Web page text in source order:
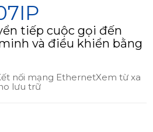
tiếp cuộc gọi đến
và điều khiển bằng
nối mạng EthernetXem từ xa
lưu trữ